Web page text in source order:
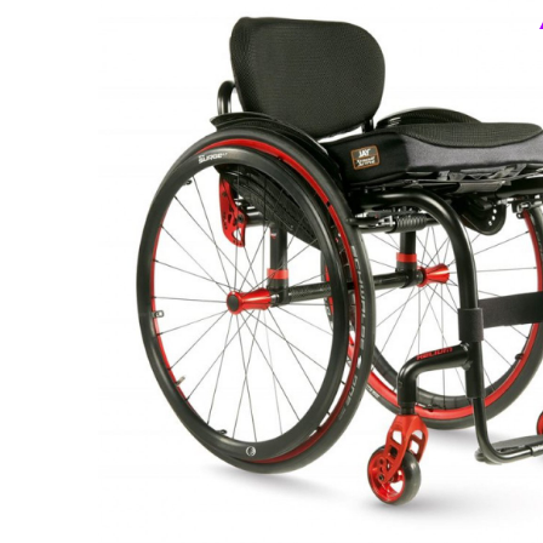
Подъёмники для инвалидов